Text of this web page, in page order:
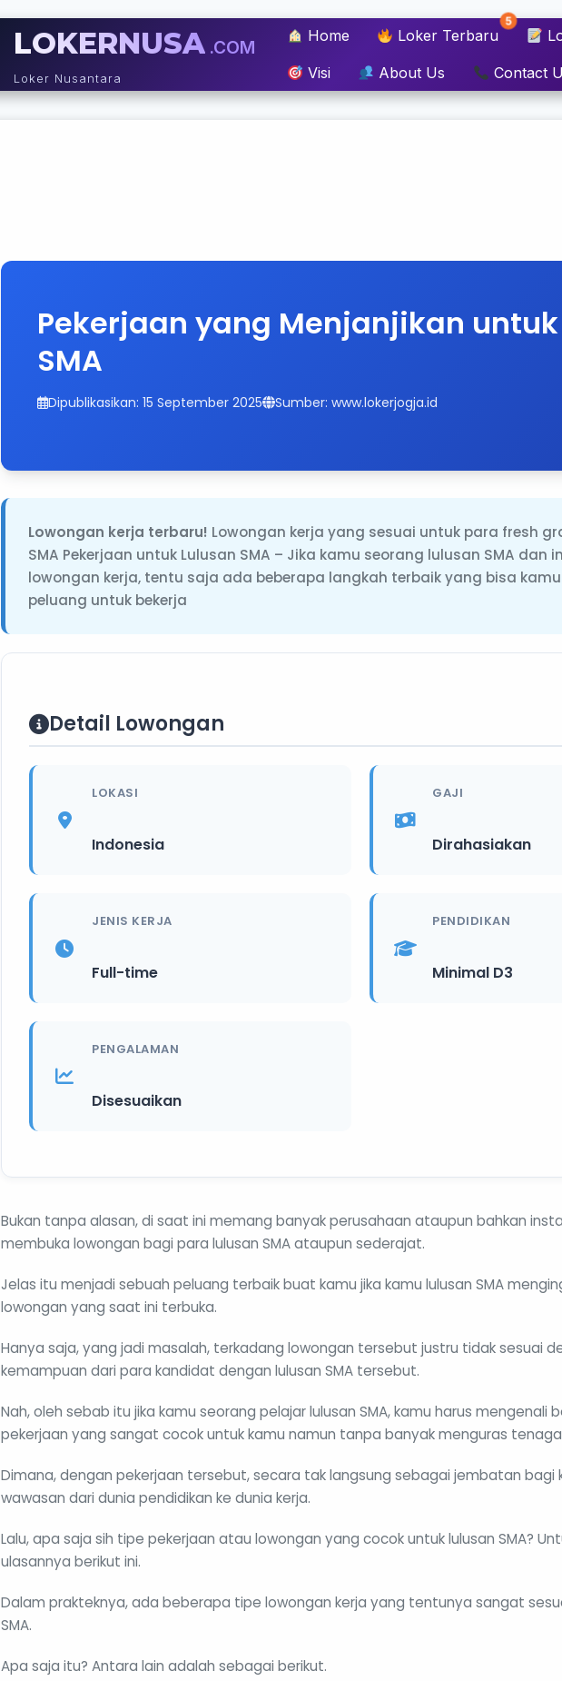
LOKERNUSA .COM
Loker Nusantara
Home Loker Terbaru
5
Visi About Us Contact
Pekerjaan yang Menjanjikan
SMA
Dipublikasikan: 15 September 2025 Sumber: www.lokerjogja.id
Lowongan kerja terbaru! Lowongan kerja yang sesuai untuk para fresh
SMA Pekerjaan untuk Lulusan SMA – Jika kamu seorang lulusan SMA dan
lowongan kerja, tentu saja ada beberapa langkah terbaik yang bisa
peluang untuk bekerja
Detail Lowongan
LOKASI
Indonesia
GAJI
Dirahasiakan
JENIS KERJA
Full-time
PENDIDIKAN
Minimal D3
PENGALAMAN
Disesuaikan
Bukan tanpa alasan, di saat ini memang banyak perusahaan ataupun bahkan
membuka lowongan bagi para lulusan SMA ataupun sederajat.
Jelas itu menjadi sebuah peluang terbaik buat kamu jika kamu lulusan SMA
lowongan yang saat ini terbuka.
Hanya saja, yang jadi masalah, terkadang lowongan tersebut justru tidak sesuai
kemampuan dari para kandidat dengan lulusan SMA tersebut.
Nah, oleh sebab itu jika kamu seorang pelajar lulusan SMA, kamu harus mengenali
pekerjaan yang sangat cocok untuk kamu namun tanpa banyak menguras
Dimana, dengan pekerjaan tersebut, secara tak langsung sebagai jembatan bagi
wawasan dari dunia pendidikan ke dunia kerja.
Lalu, apa saja sih tipe pekerjaan atau lowongan yang cocok untuk lulusan SMA?
ulasannya berikut ini.
Dalam prakteknya, ada beberapa tipe lowongan kerja yang tentunya sangat
SMA.
Apa saja itu? Antara lain adalah sebagai berikut.